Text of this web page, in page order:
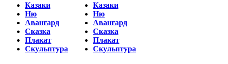
Казаки
Ню
Авангард
Сказка
Плакат
Скульптура
Казаки
Ню
Авангард
Сказка
Плакат
Скульптура